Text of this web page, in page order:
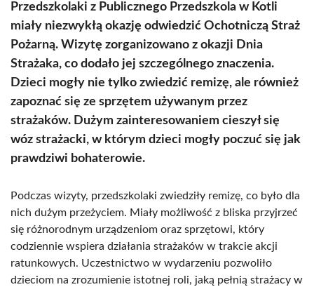
Przedszkolaki z Publicznego Przedszkola w Kotli
miały niezwykłą okazję odwiedzić Ochotniczą Straż
Pożarną. Wizytę zorganizowano z okazji Dnia
Strażaka, co dodało jej szczególnego znaczenia.
Dzieci mogły nie tylko zwiedzić remizę, ale również
zapoznać się ze sprzętem używanym przez
strażaków. Dużym zainteresowaniem cieszył się
wóz strażacki, w którym dzieci mogły poczuć się jak
prawdziwi bohaterowie.
Podczas wizyty, przedszkolaki zwiedziły remizę, co było dla
nich dużym przeżyciem. Miały możliwość z bliska przyjrzeć
się różnorodnym urządzeniom oraz sprzętowi, który
codziennie wspiera działania strażaków w trakcie akcji
ratunkowych. Uczestnictwo w wydarzeniu pozwoliło
dzieciom na zrozumienie istotnej roli, jaką pełnią strażacy w